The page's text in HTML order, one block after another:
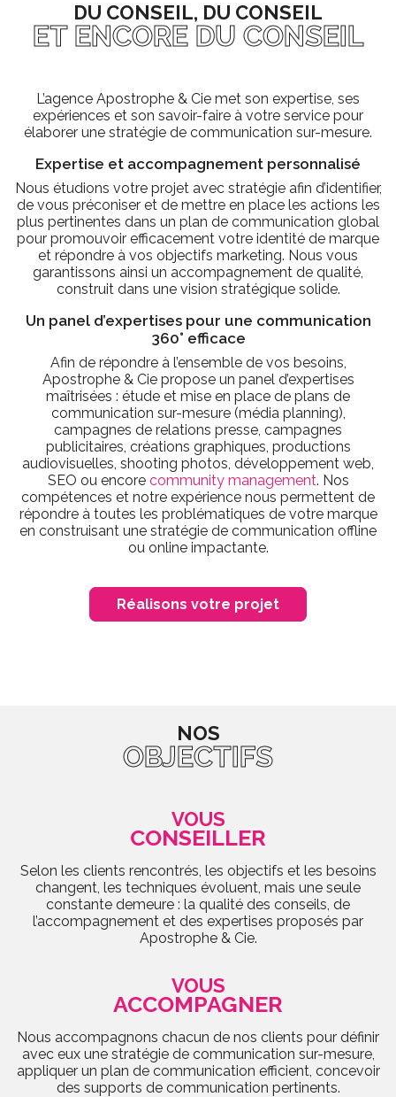
DU CONSEIL, DU CONSEIL
ET ENCORE DU CONSEIL
L’agence Apostrophe & Cie met son expertise, ses
expériences et son savoir-faire à votre service pour
élaborer une stratégie de communication sur-mesure.
Expertise et accompagnement personnalisé
Nous étudions votre projet avec stratégie afin d’identifier,
de vous préconiser et de mettre en place les actions les
plus pertinentes dans un plan de communication global
pour promouvoir efficacement votre identité de marque
et répondre à vos objectifs marketing. Nous vous
garantissons ainsi un accompagnement de qualité,
construit dans une vision stratégique solide.
Un panel d’expertises pour une communication
360° efficace
Afin de répondre à l’ensemble de vos besoins,
Apostrophe & Cie propose un panel d’expertises
maîtrisées : étude et mise en place de plans de
communication sur-mesure (média planning),
campagnes de relations presse, campagnes
publicitaires, créations graphiques, productions
audiovisuelles, shooting photos, développement web,
SEO ou encore community management. Nos
compétences et notre expérience nous permettent de
répondre à toutes les problématiques de votre marque
en construisant une stratégie de communication offline
ou online impactante.
Réalisons votre projet
NOS
OBJECTIFS
VOUS
CONSEILLER
Selon les clients rencontrés, les objectifs et les besoins
changent, les techniques évoluent, mais une seule
constante demeure : la qualité des conseils, de
l’accompagnement et des expertises proposés par
Apostrophe & Cie.
VOUS
ACCOMPAGNER
Nous accompagnons chacun de nos clients pour définir
avec eux une stratégie de communication sur-mesure,
appliquer un plan de communication efficient, concevoir
des supports de communication pertinents.